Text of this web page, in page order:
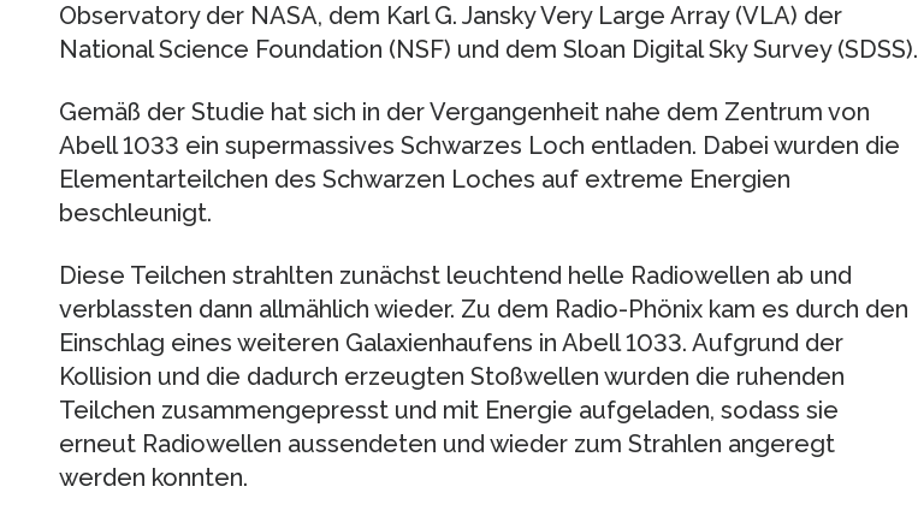
Observatory der NASA, dem Karl G. Jansky Very Large Array (VLA) der
National Science Foundation (NSF) und dem Sloan Digital Sky Survey (SDSS).
Gemäß der Studie hat sich in der Vergangenheit nahe dem Zentrum von
Abell 1033 ein supermassives Schwarzes Loch entladen. Dabei wurden die
Elementarteilchen des Schwarzen Loches auf extreme Energien
beschleunigt.
Diese Teilchen strahlten zunächst leuchtend helle Radiowellen ab und
verblassten dann allmählich wieder. Zu dem Radio-Phönix kam es durch den
Einschlag eines weiteren Galaxienhaufens in Abell 1033. Aufgrund der
Kollision und die dadurch erzeugten Stoßwellen wurden die ruhenden
Teilchen zusammengepresst und mit Energie aufgeladen, sodass sie
erneut Radiowellen aussendeten und wieder zum Strahlen angeregt
werden konnten.